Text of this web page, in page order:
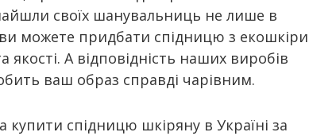
своїх шанувальниць не лише в
можете придбати спідницю з екошкіри
А відповідність наших виробів
ваш образ справді чарівним.
спідницю шкіряну в Україні за